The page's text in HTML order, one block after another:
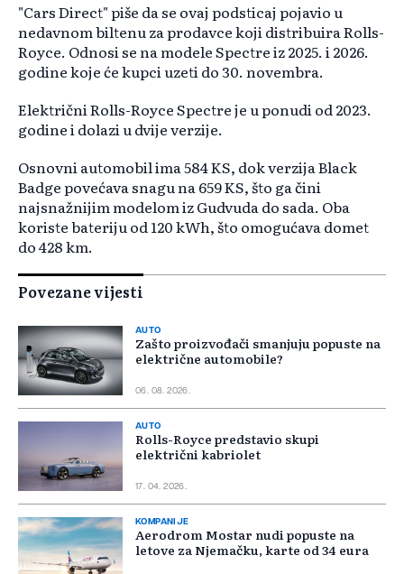
"Cars Direct" piše da se ovaj podsticaj pojavio u
nedavnom biltenu za prodavce koji distribuira Rolls-
Royce. Odnosi se na modele Spectre iz 2025. i 2026.
godine koje će kupci uzeti do 30. novembra.
Električni Rolls-Royce Spectre je u ponudi od 2023.
godine i dolazi u dvije verzije.
Osnovni automobil ima 584 KS, dok verzija Black
Badge povećava snagu na 659 KS, što ga čini
najsnažnijim modelom iz Gudvuda do sada. Oba
koriste bateriju od 120 kWh, što omogućava domet
do 428 km.
Povezane vijesti
AUTO
Zašto proizvođači smanjuju popuste na
električne automobile?
06. 08. 2026.
AUTO
Rolls-Royce predstavio skupi
električni kabriolet
17. 04. 2026.
KOMPANIJE
Aerodrom Mostar nudi popuste na
letove za Njemačku, karte od 34 eura